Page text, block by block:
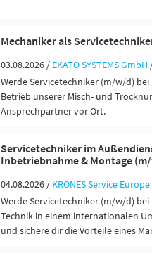
Mechaniker als
03.08.2026 / EKATO SYSTEMS GmbH
Werde Servicetechniker (m/w/d) bei
Betrieb unserer Misch- und
Ansprechpartner vor Ort.
Servicetechniker im
Inbetriebnahme & Montage
04.08.2026 / KRONES Service
Werde Servicetechniker (m/w/d) bei
Technik in einem internationalen
und sichere dir die Vorteile eines